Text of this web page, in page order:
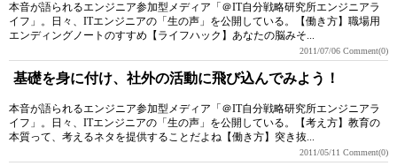
本音が語られるエンジニア参加型メディア「＠IT自分戦略研究所エンジニアラ
イフ」。日々、ITエンジニアの「生の声」を公開している。【働き方】職場用
エンディングノートのすすめ【ライフハック】あなたの脳みそ...
2011/07/06 Comment(0)
基礎を身に付け、社外の活動に飛び込んでみよう！
本音が語られるエンジニア参加型メディア「＠IT自分戦略研究所エンジニアラ
イフ」。日々、ITエンジニアの「生の声」を公開している。【考え方】教育の
本質って、考えるネタを提供することだよね【働き方】突き抜...
2011/05/11 Comment(0)